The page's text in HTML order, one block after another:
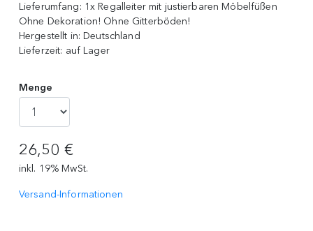
Lieferumfang: 1x Regalleiter mit justierbaren Möbelfüßen
Ohne Dekoration! Ohne Gitterböden!
Hergestellt in: Deutschland
Lieferzeit: auf Lager
Menge
26,50 €
inkl. 19% MwSt.
Versand-Informationen